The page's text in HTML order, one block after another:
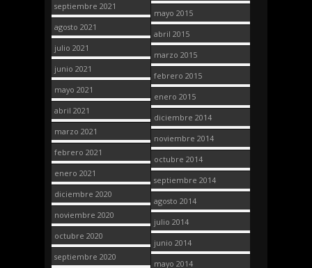
septiembre 2021
agosto 2021
julio 2021
junio 2021
mayo 2021
abril 2021
marzo 2021
febrero 2021
enero 2021
diciembre 2020
noviembre 2020
octubre 2020
septiembre 2020
mayo 2015
abril 2015
marzo 2015
febrero 2015
enero 2015
diciembre 2014
noviembre 2014
octubre 2014
septiembre 2014
agosto 2014
julio 2014
junio 2014
mayo 2014